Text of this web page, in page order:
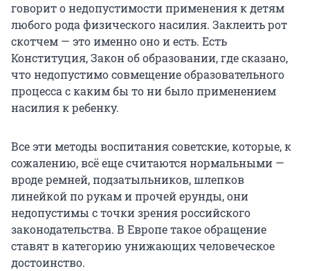
говорит о недопустимости применения к детям
любого рода физического насилия. Заклеить рот
скотчем — это именно оно и есть. Есть
Конституция, Закон об образовании, где сказано,
что недопустимо совмещение образовательного
процесса с каким бы то ни было применением
насилия к ребенку.
Все эти методы воспитания советские, которые, к
сожалению, всё еще считаются нормальными —
вроде ремней, подзатыльников, шлепков
линейкой по рукам и прочей ерунды, они
недопустимы с точки зрения российского
законодательства. В Европе такое обращение
ставят в категорию унижающих человеческое
достоинство.